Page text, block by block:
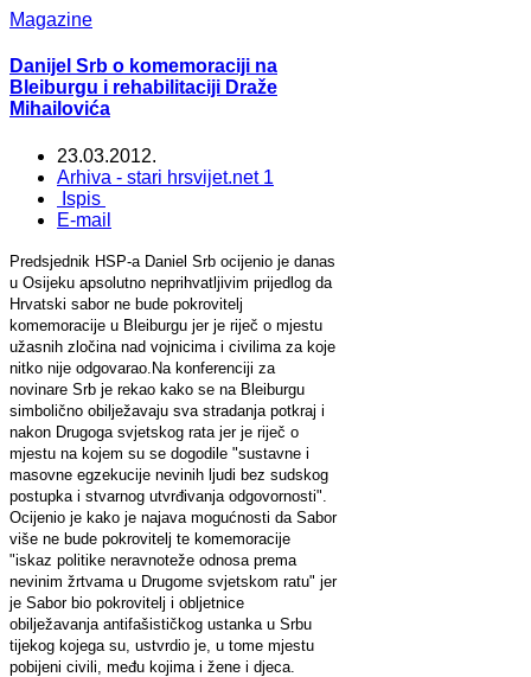
Magazine
Danijel Srb o komemoraciji na
Bleiburgu i rehabilitaciji Draže
Mihailovića
23.03.2012.
Arhiva - stari hrsvijet.net 1
Ispis
E-mail
Predsjednik HSP-a Daniel Srb ocijenio je danas
u Osijeku apsolutno neprihvatljivim prijedlog da
Hrvatski sabor ne bude pokrovitelj
komemoracije u Bleiburgu jer je riječ o mjestu
užasnih zločina nad vojnicima i civilima za koje
nitko nije odgovarao.Na konferenciji za
novinare Srb je rekao kako se na Bleiburgu
simbolično obilježavaju sva stradanja potkraj i
nakon Drugoga svjetskog rata jer je riječ o
mjestu na kojem su se dogodile "sustavne i
masovne egzekucije nevinih ljudi bez sudskog
postupka i stvarnog utvrđivanja odgovornosti".
Ocijenio je kako je najava mogućnosti da Sabor
više ne bude pokrovitelj te komemoracije
"iskaz politike neravnoteže odnosa prema
nevinim žrtvama u Drugome svjetskom ratu" jer
je Sabor bio pokrovitelj i obljetnice
obilježavanja antifašističkog ustanka u Srbu
tijekog kojega su, ustvrdio je, u tome mjestu
pobijeni civili, među kojima i žene i djeca.